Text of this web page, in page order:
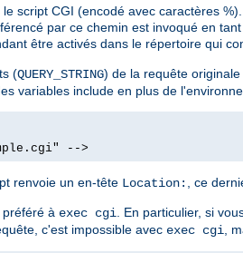
script CGI (encodé avec caractères
par ce chemin est invoqué en
être activés dans le répertoire qui
(QUERY_STRING) de la requête
variables include en plus de
-->
renvoie un en-tête Location: , ce
à exec cgi. En particulier, si
c'est impossible avec exec cgi,